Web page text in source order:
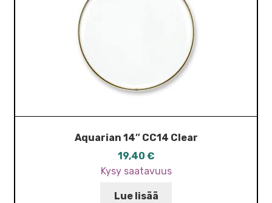
Aquarian 14″ CC14 Clear
19,40 €
Kysy saatavuus
Lue lisää